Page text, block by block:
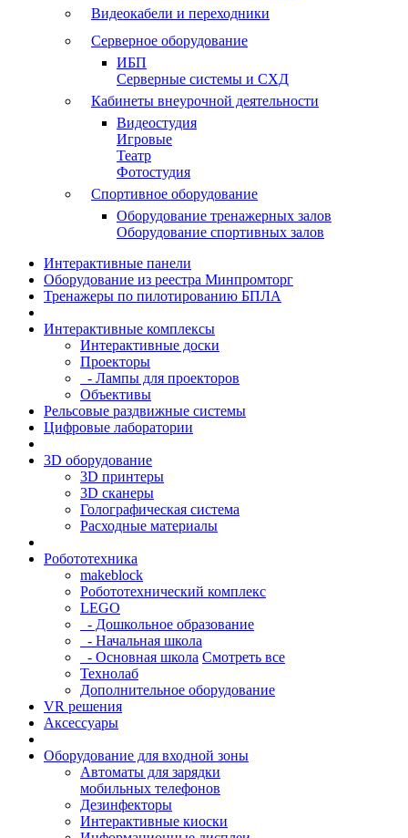
Видеокабели и переходники
Серверное оборудование
ИБП
Серверные системы и СХД
Кабинеты внеурочной деятельности
Видеостудия
Игровые
Театр
Фотостудия
Спортивное оборудование
Оборудование тренажерных залов
Оборудование спортивных залов
Интерактивные панели
Оборудование из реестра Минпромторг
Тренажеры по пилотированию БПЛА
Интерактивные комплексы
Интерактивные доски
Проекторы
- Лампы для проекторов
Объективы
Рельсовые раздвижные системы
Цифровые лаборатории
3D оборудование
3D принтеры
3D сканеры
Голографическая система
Расходные материалы
Робототехника
makeblock
Робототехнический комплекс
LEGO
- Дошкольное образование
- Начальная школа
- Основная школа Смотреть все
Технолаб
Дополнительное оборудование
VR решения
Аксессуары
Оборудование для входной зоны
Автоматы для зарядки
мобильных телефонов
Дезинфекторы
Интерактивные киоски